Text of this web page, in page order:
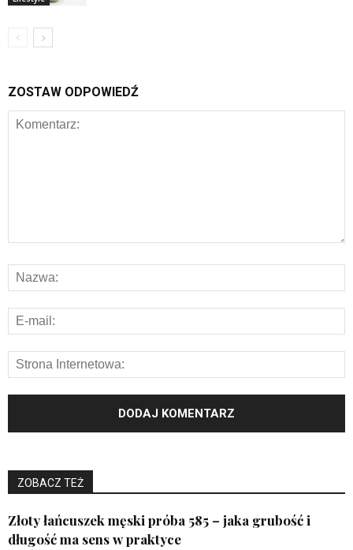
ZOSTAW ODPOWIEDŹ
ZOBACZ TEŻ
Złoty łańcuszek męski próba 585 – jaka grubość i
długość ma sens w praktyce